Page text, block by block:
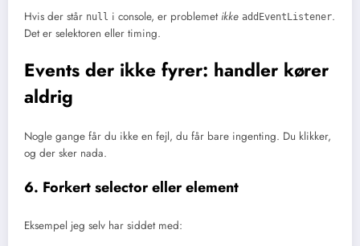
Hvis der står null i console, er problemet ikke addEventListener.
Det er selektoren eller timing.
Events der ikke fyrer: handler kører
aldrig
Nogle gange får du ikke en fejl, du får bare ingenting. Du klikker,
og der sker nada.
6. Forkert selector eller element
Eksempel jeg selv har siddet med: